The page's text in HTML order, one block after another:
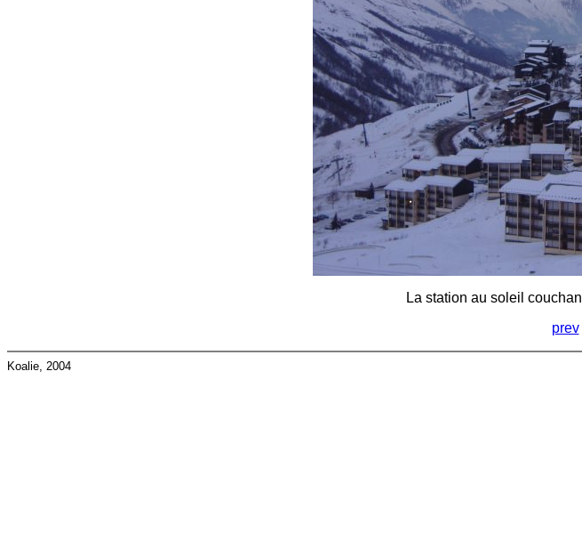
La station au soleil
prev|
Koalie, 2004